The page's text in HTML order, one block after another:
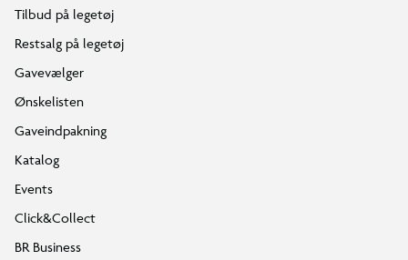
Tilbud på legetøj
Restsalg på legetøj
Gavevælger
Ønskelisten
Gaveindpakning
Katalog
Events
Click&Collect
BR Business